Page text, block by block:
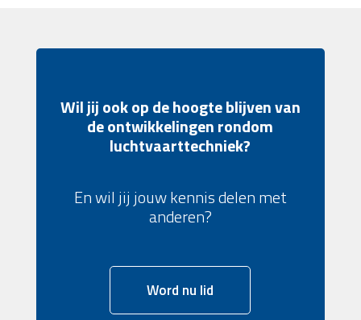
Wil jij ook op de hoogte blijven van
de ontwikkelingen rondom
luchtvaarttechniek?
En wil jij jouw kennis delen met
anderen?
Word nu lid